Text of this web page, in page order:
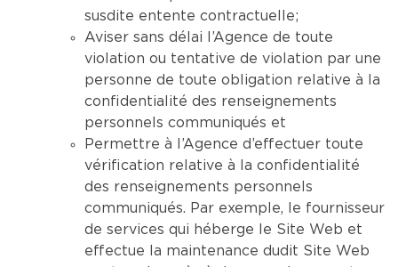
susdite entente contractuelle;
Aviser sans délai l’Agence de toute
violation ou tentative de violation par une
personne de toute obligation relative à la
confidentialité des renseignements
personnels communiqués et
Permettre à l’Agence d’effectuer toute
vérification relative à la confidentialité
des renseignements personnels
communiqués. Par exemple, le fournisseur
de services qui héberge le Site Web et
effectue la maintenance dudit Site Web